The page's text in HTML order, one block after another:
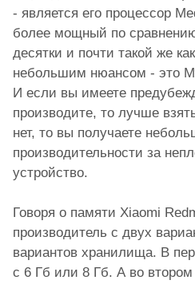
- является его процессор
более мощный по
десятки и почти такой же
небольшим нюансом - это
И если вы имеете
производите, то лучше
нет, то вы получаете
производительности за
устройство.
Говоря о памяти Xiaomi
производитель с двух
вариантов хранилища. В
с 6 Гб или 8 Гб. А во